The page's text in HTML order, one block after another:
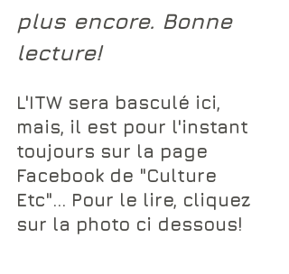
plus encore. Bonne
lecture!
L'ITW sera basculé ici,
mais, il est pour l'instant
toujours sur la page
Facebook de "Culture
Etc"... Pour le lire, cliquez
sur la photo ci dessous!